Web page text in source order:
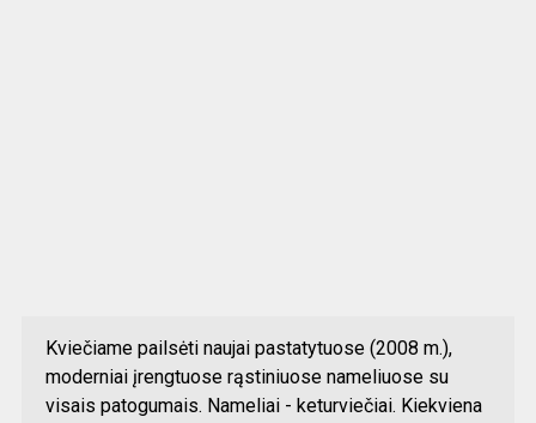
Kviečiame pailsėti naujai pastatytuose (2008 m.),
moderniai įrengtuose rąstiniuose nameliuose su
visais patogumais. Nameliai - keturviečiai. Kiekviena